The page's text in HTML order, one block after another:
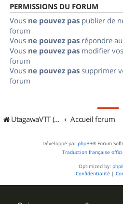
PERMISSIONS DU FORUM
Vous ne pouvez pas publier de
forum
Vous ne pouvez pas répondre
Vous ne pouvez pas modifier
forum
Vous ne pouvez pas supprimer
forum
UtagawaVTT (Randos VTT et VTTAE avec traces GPS) Accueil forum
Développé par phpBB® Forum
Traduction française
Optimized by:
Confidentialité |